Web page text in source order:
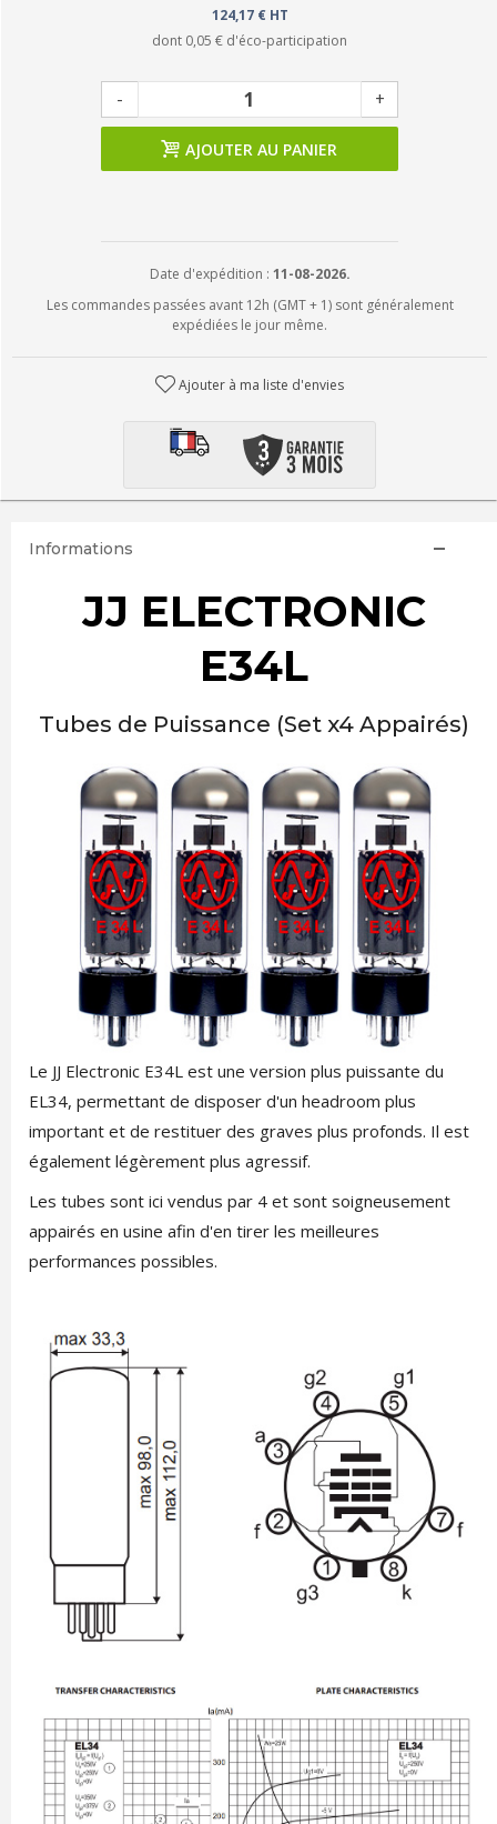
124,17 € HT
dont 0,05 € d'éco-participation
- +
AJOUTER AU PANIER
Date d'expédition : 11-08-2026.
Les commandes passées avant 12h (GMT + 1) sont généralement
expédiées le jour même.
Ajouter à ma liste d'envies
Informations
JJ ELECTRONIC
E34L
Tubes de Puissance (Set x4 Appairés)
Le JJ Electronic E34L est une version plus puissante du
EL34, permettant de disposer d'un headroom plus
important et de restituer des graves plus profonds. Il est
également légèrement plus agressif.
Les tubes sont ici vendus par 4 et sont soigneusement
appairés en usine afin d'en tirer les meilleures
performances possibles.